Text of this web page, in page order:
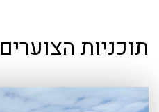
תוכניות הצוערים